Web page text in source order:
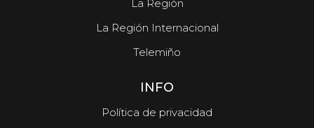
La Región
La Región Internacional
Telemiño
INFO
Política de privacidad